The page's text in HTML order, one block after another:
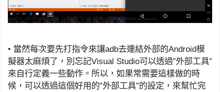
• 當然每次要先打指令來讓adb去連結外部的Android模
擬器太麻煩了，別忘記Visual Studio可以透過”外部工具”
來自行定義一些動作。所以，如果常需要這樣做的時
候，可以透過這個好用的”外部工具”的設定，來幫忙完